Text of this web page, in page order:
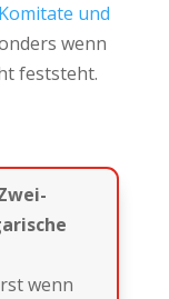
Komitate und
wenn
feststeht.
wenn